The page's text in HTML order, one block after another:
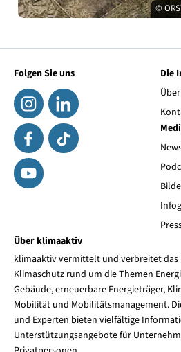
©
Folgen Sie uns
Die
Über klimaaktiv
klimaaktiv vermittelt und verbreitet das
Klimaschutz rund um die Themen
Gebäude, erneuerbare Energieträger,
Mobilität und Mobilitätsmanagement.
und Experten bieten vielfältige
Unterstützungsangebote für